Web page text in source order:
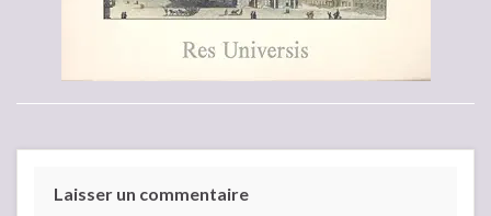
Laisser un commentaire